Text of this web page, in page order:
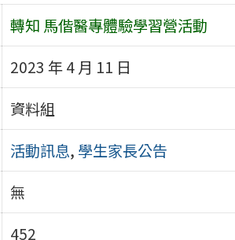
轉知 馬偕醫專體驗學習營活動
2023 年 4 月 11 日
資料組
活動訊息, 學生家長公告
無
452